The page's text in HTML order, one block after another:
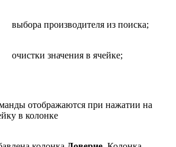
выбора производителя из поиска;
очистки значения в ячейке;
отображаются при нажатии на
в колонке